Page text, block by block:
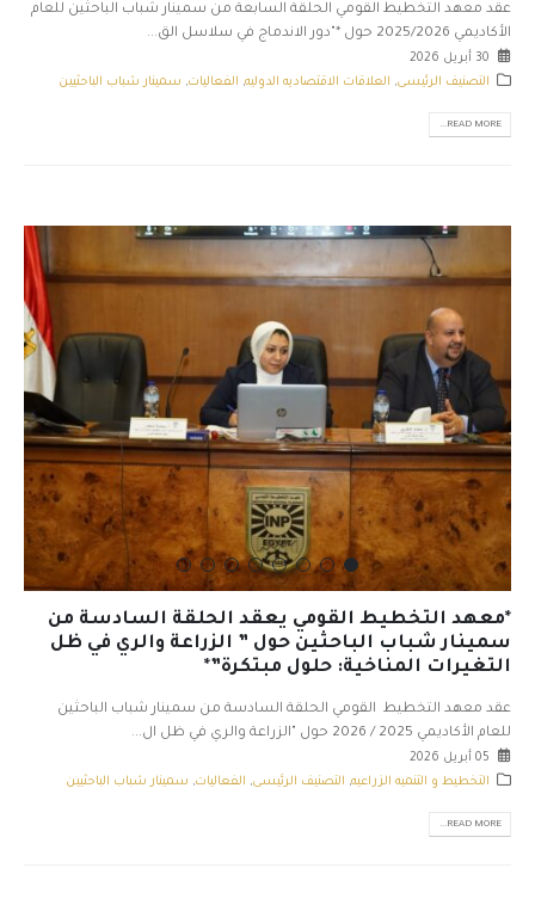
عقد معهد التخطيط القومي الحلقة السابعة من سمينار شباب الباحثين للعام
الأكاديمي 2025/2026 حول *"دور الاندماج في سلاسل الق...
30 أبريل 2026
التصنيف الرئيسى, العلاقات الاقتصاديه الدوليه, الفعاليات, سمينار شباب الباحثيين
READ MORE...
*معهد التخطيط القومي يعقد الحلقة السادسة من
سمينار شباب الباحثين حول ” الزراعة والري في ظل
التغيرات المناخية: حلول مبتكرة”*
عقد معهد التخطيط القومي الحلقة السادسة من سمينار شباب الباحثين
للعام الأكاديمي 2025 / 2026 حول "الزراعة والري في ظل ال...
05 أبريل 2026
التخطيط و التنميه الزراعيه, التصنيف الرئيسى, الفعاليات, سمينار شباب الباحثيين
READ MORE...